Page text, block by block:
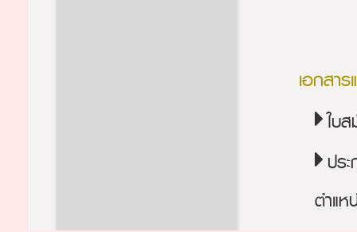
เอกสา
ใบ
ปร
ตำแ